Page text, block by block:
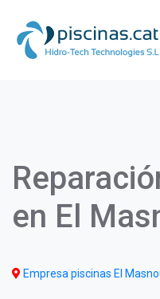
contenido
en El
Empresa piscinas El